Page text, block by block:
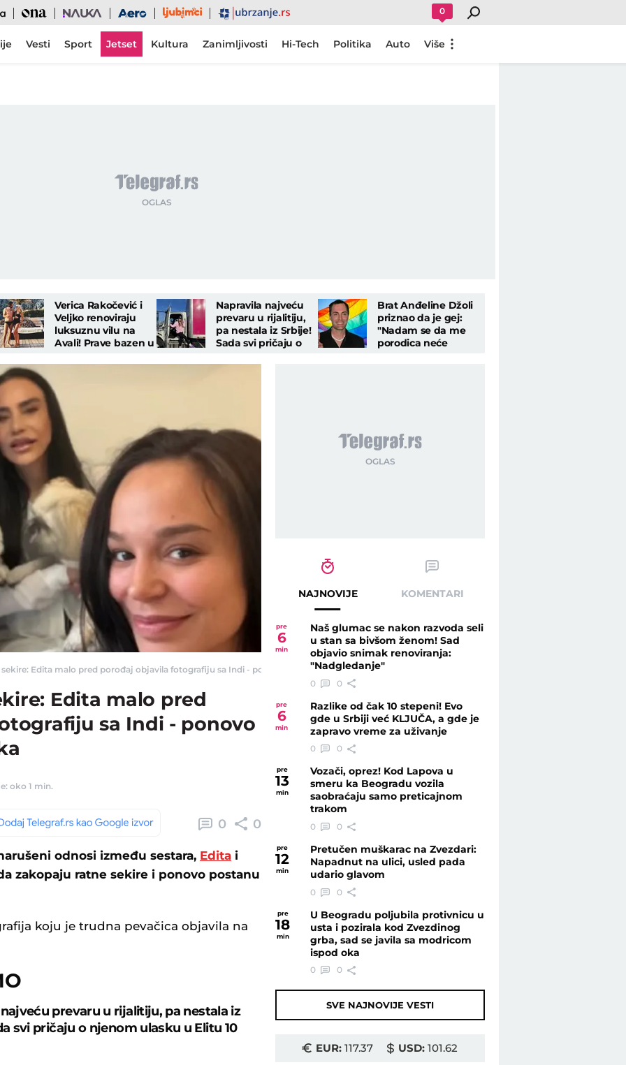
Ona Nauka Aero Ljubimci Ubrzanje 0
Vesti Sport Jetset Kultura Zanimljivosti Hi-Tech Politika Auto Više
Verica Rakočević i
Veljko renoviraju
luksuznu vilu na
Avali! Prave bazen u
traju radovi
Napravila najveću
prevaru u rijalitiju,
pa nestala iz Srbije!
Sada svi pričaju o
Elitu 10
Brat Anđeline Džoli
priznao da je gej:
"Nadam se da me
porodica neće
Edita malo pred porođaj objavila fotografiju sa Indi - ponovo bliske! Tu je i majka - Telegraf.rs
Edita malo pred
sa Indi - ponovo
oko 1 min.
0 0
odnosi između sestara, Edita i
zakopaju ratne sekire i ponovo postanu
koju je trudna pevačica objavila na
prevaru u rijalitiju, pa nestala iz
svi pričaju o njenom ulasku u Elitu 10
NAJNOVIJE KOMENTARI
pre
6
min
Naš glumac se nakon razvoda seli
u stan sa bivšom ženom! Sad
objavio snimak renoviranja:
"Nadgledanje"
0 0
pre
6
min
Razlike od čak 10 stepeni! Evo
gde u Srbiji već KLJUČA, a gde je
zapravo vreme za uživanje
0 0
pre
13
min
Vozači, oprez! Kod Lapova u
smeru ka Beogradu vozila
saobraćaju samo preticajnom
trakom
0 0
pre
12
min
Pretučen muškarac na Zvezdari:
Napadnut na ulici, usled pada
udario glavom
0 0
pre
18
min
U Beogradu poljubila protivnicu u
usta i pozirala kod Zvezdinog
grba, sad se javila sa modricom
ispod oka
0 0
SVE NAJNOVIJE VESTI
EUR:117.37 USD: 101.62